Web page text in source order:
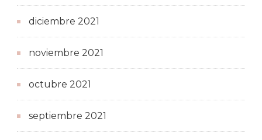
diciembre 2021
noviembre 2021
octubre 2021
septiembre 2021